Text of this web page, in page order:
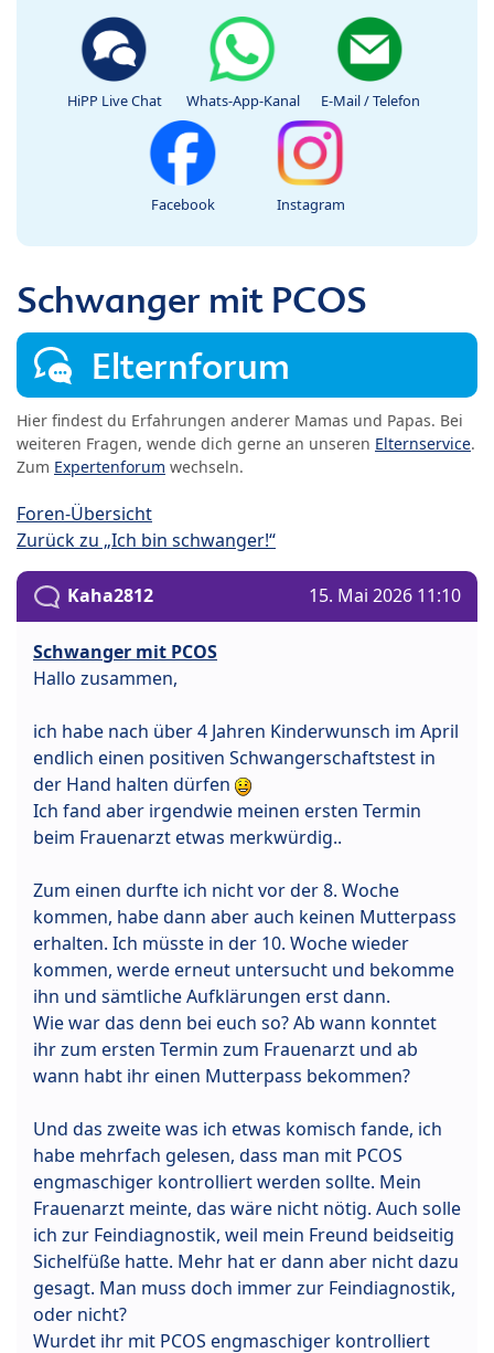
HiPP Live Chat Whats-App-Kanal E-Mail / Telefon
Facebook Instagram
Schwanger mit PCOS
Elternforum
Hier findest du Erfahrungen anderer Mamas und Papas. Bei
weiteren Fragen, wende dich gerne an unseren Elternservice.
Zum Expertenforum wechseln.
Foren-Übersicht
Zurück zu „Ich bin schwanger!“
Kaha2812 15. Mai 2026 11:10
Schwanger mit PCOS
Hallo zusammen,
ich habe nach über 4 Jahren Kinderwunsch im April
endlich einen positiven Schwangerschaftstest in
der Hand halten dürfen
Ich fand aber irgendwie meinen ersten Termin
beim Frauenarzt etwas merkwürdig..
Zum einen durfte ich nicht vor der 8. Woche
kommen, habe dann aber auch keinen Mutterpass
erhalten. Ich müsste in der 10. Woche wieder
kommen, werde erneut untersucht und bekomme
ihn und sämtliche Aufklärungen erst dann.
Wie war das denn bei euch so? Ab wann konntet
ihr zum ersten Termin zum Frauenarzt und ab
wann habt ihr einen Mutterpass bekommen?
Und das zweite was ich etwas komisch fande, ich
habe mehrfach gelesen, dass man mit PCOS
engmaschiger kontrolliert werden sollte. Mein
Frauenarzt meinte, das wäre nicht nötig. Auch solle
ich zur Feindiagnostik, weil mein Freund beidseitig
Sichelfüße hatte. Mehr hat er dann aber nicht dazu
gesagt. Man muss doch immer zur Feindiagnostik,
oder nicht?
Wurdet ihr mit PCOS engmaschiger kontrolliert